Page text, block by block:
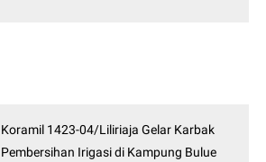
Koramil 1423-04/Liliriaja Gelar Karbak
Pembersihan Irigasi di Kampung Bulue